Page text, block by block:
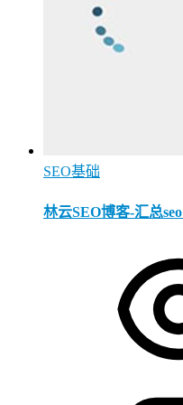
SEO基础
林云SEO博客-汇总